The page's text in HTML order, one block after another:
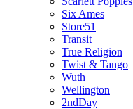
Six Ames
Store51
Transit
True Religion
Twist & Tango
Wuth
Wellington
2ndDay